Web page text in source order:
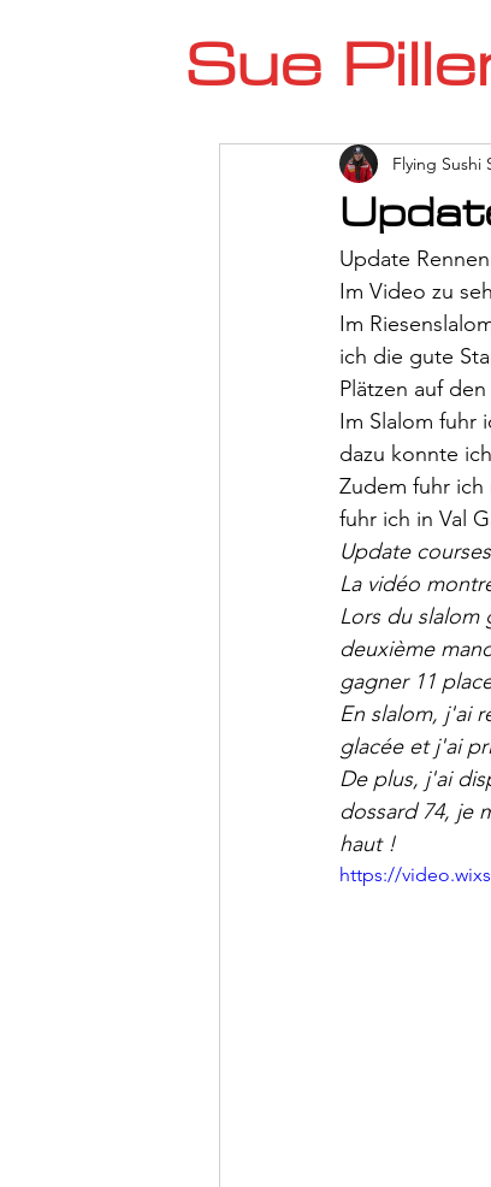
Sue
Flying Sushi
Update
Im Video zu
Im
ich die gute
Plätzen auf den
Im Slalom fuhr
dazu konnte
Zudem fuhr ich
fuhr ich in Val
Update
La vidéo
Lors du slalom
deuxième
gagner 11
En slalom, j'ai
glacée et j'ai
De plus, j'ai
dossard 74, je
haut !
https://